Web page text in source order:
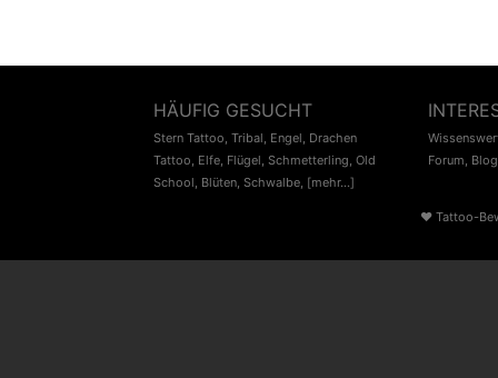
HÄUFIG GESUCHT
Stern Tattoo, Tribal, Engel, Drachen
Tattoo, Elfe, Flügel, Schmetterling, Old
School, Blüten, Schwalbe, [mehr...]
Forum, Blog
♥ Tattoo-